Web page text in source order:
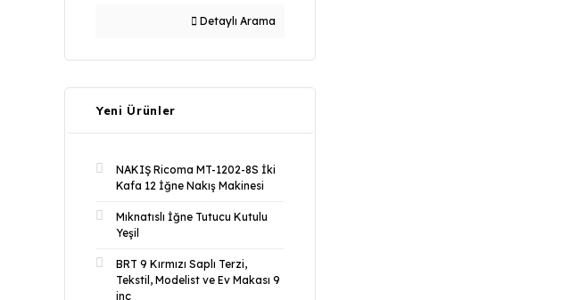
Detaylı Arama
Yeni Ürünler
NAKIŞ Ricoma MT-1202-8S İki
Kafa 12 İğne Nakış Makinesi
Mıknatıslı İğne Tutucu Kutulu
Yeşil
BRT 9 Kırmızı Saplı Terzi,
Tekstil, Modelist ve Ev Makası 9
inç